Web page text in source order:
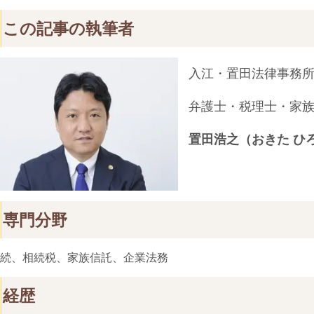
この記事の執筆者
入江・置田法律事務所
弁護士・税理士・家
置田浩之（おきた ひ
専門分野
、相続税、家族信託、企業法務
経歴